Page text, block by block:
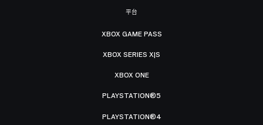
平台
XBOX GAME PASS
XBOX SERIES X|S
XBOX ONE
PLAYSTATION®5
PLAYSTATION®4